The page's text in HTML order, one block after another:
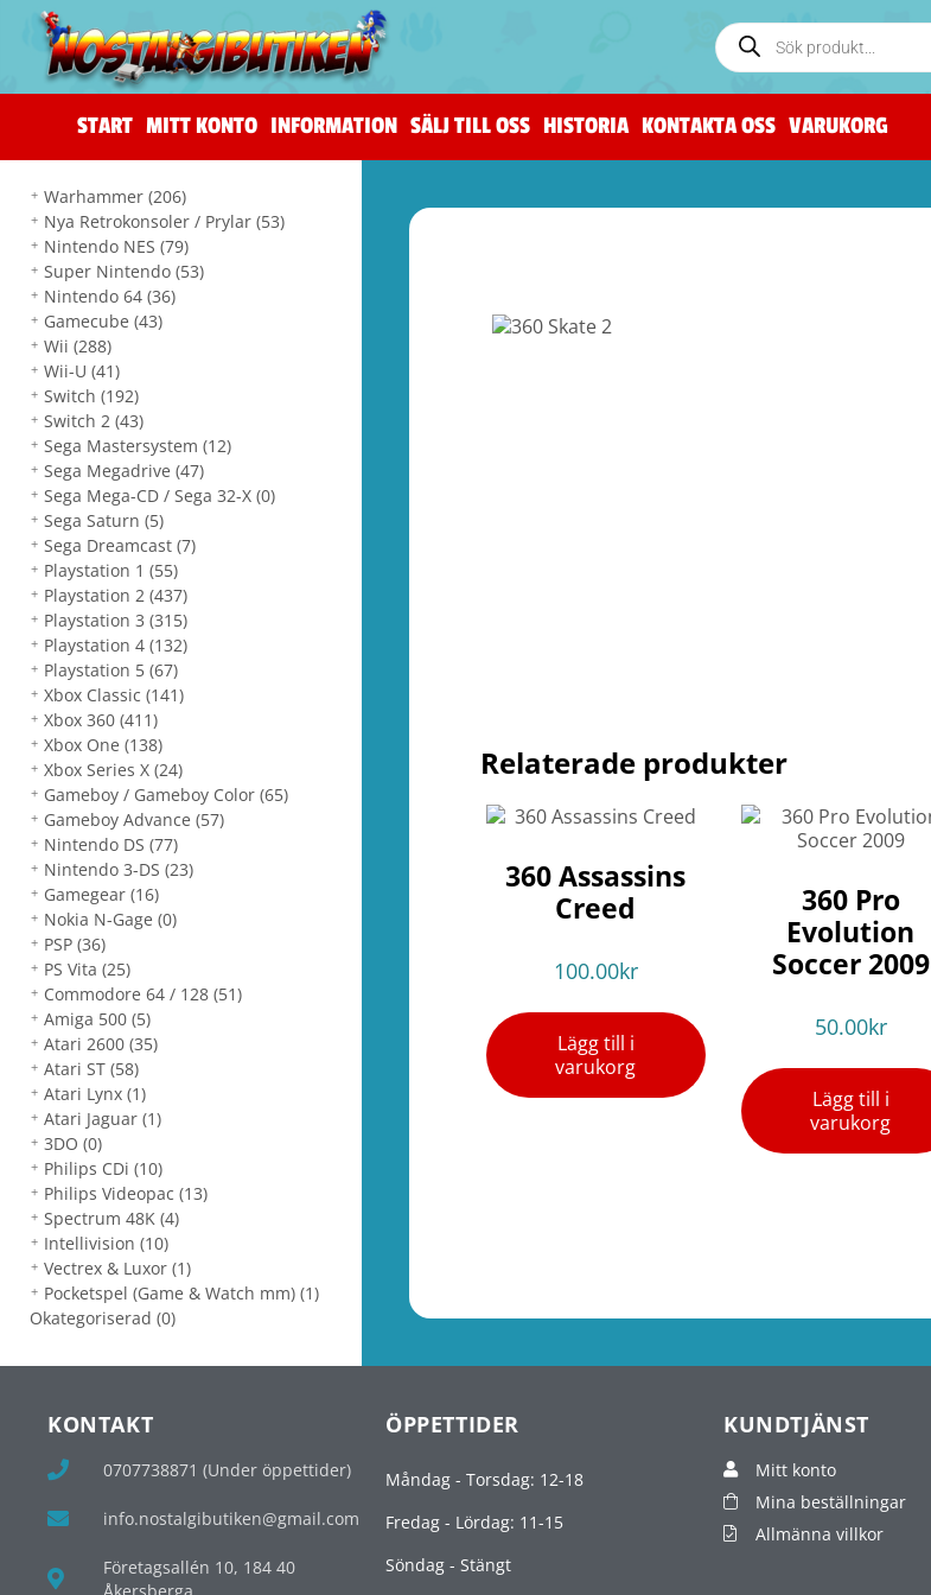
START MITT KONTO INFORMATION SÄLJ TILL OSS HISTORIA KONTAKTA OSS VARUKORG
Warhammer(206)
Nya Retrokonsoler / Prylar(53)
Nintendo NES(79)
Super Nintendo(53)
Nintendo 64(36)
Gamecube(43)
Wii(288)
Wii-U(41)
Switch(192)
Switch 2(43)
Sega Mastersystem(12)
Sega Megadrive(47)
Sega Mega-CD / Sega 32-X(0)
Sega Saturn(5)
Sega Dreamcast(7)
Playstation 1(55)
Playstation 2(437)
Playstation 3(315)
Playstation 4(132)
Playstation 5(67)
Xbox Classic(141)
Xbox 360(411)
Xbox One(138)
Xbox Series X(24)
Gameboy / Gameboy Color(65)
Gameboy Advance(57)
Nintendo DS(77)
Nintendo 3-DS(23)
Gamegear(16)
Nokia N-Gage(0)
PSP(36)
PS Vita(25)
Commodore 64 / 128(51)
Amiga 500(5)
Atari 2600(35)
Atari ST(58)
Atari Lynx(1)
Atari Jaguar(1)
3DO(0)
Philips CDi(10)
Philips Videopac(13)
Spectrum 48K(4)
Intellivision(10)
Vectrex & Luxor(1)
Pocketspel (Game & Watch mm)(1)
Okategoriserad (0)
Relaterade produkter
360 Assassins
Creed
100.00kr
Lägg till i
varukorg
360 Pro
Evolution
Soccer 2009
50.00kr
Lägg till i
varukorg
KONTAKT
0707738871 (Under öppettider)
info.nostalgibutiken@gmail.com
Företagsallén 10, 184 40
ÖPPETTIDER
Måndag - Torsdag: 12-18
Fredag - Lördag: 11-15
Söndag - Stängt
KUNDTJÄNST
Mitt konto
Mina beställningar
Allmänna villkor